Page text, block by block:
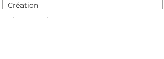
Création
Photographe